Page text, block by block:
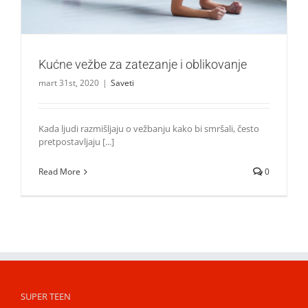
Kućne vežbe za zatezanje i oblikovanje
mart 31st, 2020 | Saveti
Kada ljudi razmišljaju o vežbanju kako bi smršali, često
pretpostavljaju [...]
Read More 0
SUPER TEEN